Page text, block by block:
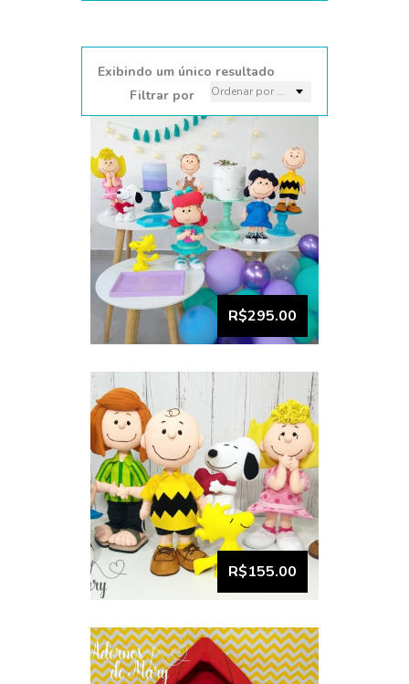
Exibindo um único resultado
Filtrar por
R$295.00
VISUALIZAR
Coleção snoopy 1
R$155.00
Coleção Snoopy